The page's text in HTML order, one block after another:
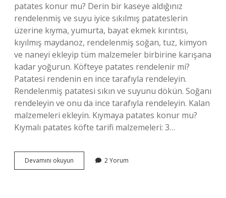
patates konur mu? Derin bir kaseye aldığınız
rendelenmiş ve suyu iyice sıkılmış patateslerin
üzerine kıyma, yumurta, bayat ekmek kırıntısı,
kıyılmış maydanoz, rendelenmiş soğan, tuz, kimyon
ve naneyi ekleyip tüm malzemeler birbirine karışana
kadar yoğurun. Köfteye patates rendelenir mi?
Patatesi rendenin en ince tarafıyla rendeleyin.
Rendelenmiş patatesi sıkın ve suyunu dökün. Soğanı
rendeleyin ve onu da ince tarafıyla rendeleyin. Kalan
malzemeleri ekleyin. Kıymaya patates konur mu?
Kıymalı patates köfte tarifi malzemeleri: 3…
Devamını okuyun Köftenin
Icine
2 Yorum